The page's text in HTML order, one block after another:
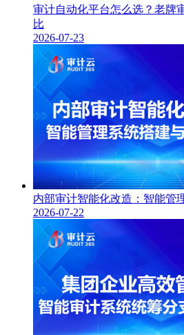
审计自动化平台怎么选？老牌
比
2026-07-23
内部审计智能化改造：智能管
2026-07-22